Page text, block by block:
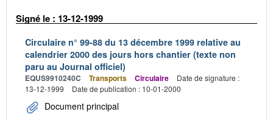
Signé le : 13-12-1999
Circulaire n° 99-88 du 13 décembre 1999 relative au
calendrier 2000 des jours hors chantier (texte non
paru au Journal officiel)
EQUS9910240C Transports Circulaire
Date de signature :
13-12-1999
Date de publication : 10-01-2000
Document principal